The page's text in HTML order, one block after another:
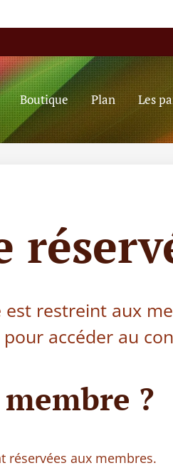
Boutique Plan Les
est restreint aux
accéder au
?
réservées aux membres.